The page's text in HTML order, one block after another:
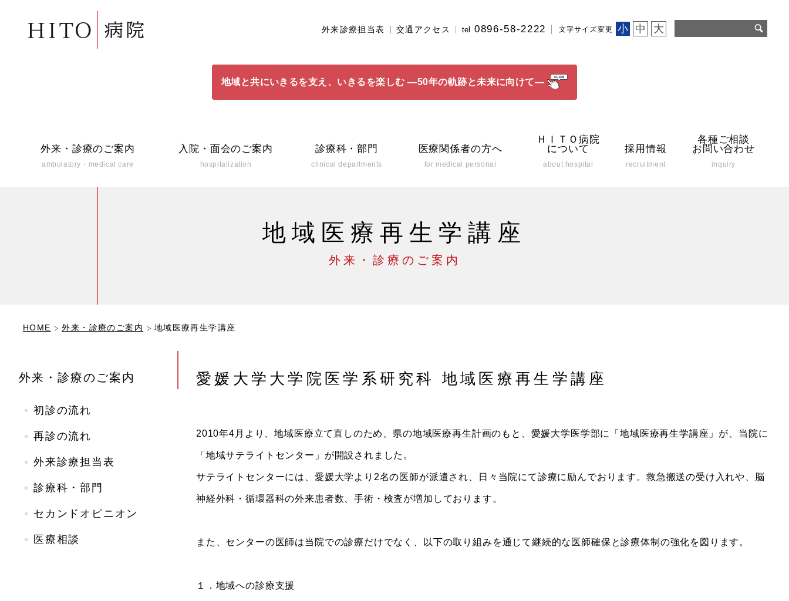
外来診療担当表 交通アクセス tel 0896-58-2222 文字サイズ変更 小 中 大
地域と共にいきるを支え、いきるを楽しむ ―50年の軌跡と未来に向けて―
外来・診療のご案内
ambulatory・medical care
入院・面会のご案内
hospitalization
診療科・部門
clinical departments
医療関係者の方へ
for medical personal
ＨＩＴＯ病院
について
about hospital
採用情報
recruitment
各種ご相談
お問い合わせ
inquiry
地域医療再生学講座
外来・診療のご案内
HOME 外来・診療のご案内 地域医療再生学講座
外来・診療のご案内
初診の流れ
再診の流れ
外来診療担当表
診療科・部門
セカンドオピニオン
医療相談
愛媛大学大学院医学系研究科 地域医療再生学講座
2010年4月より、地域医療立て直しのため、県の地域医療再生計画のもと、愛媛大学医学部に「地域医療再生学講座」が、当院に
「地域サテライトセンター」が開設されました。
サテライトセンターには、愛媛大学より2名の医師が派遣され、日々当院にて診療に励んでおります。救急搬送の受け入れや、脳
神経外科・循環器科の外来患者数、手術・検査が増加しております。
また、センターの医師は当院での診療だけでなく、以下の取り組みを通じて継続的な医師確保と診療体制の強化を図ります。
１．地域への診療支援